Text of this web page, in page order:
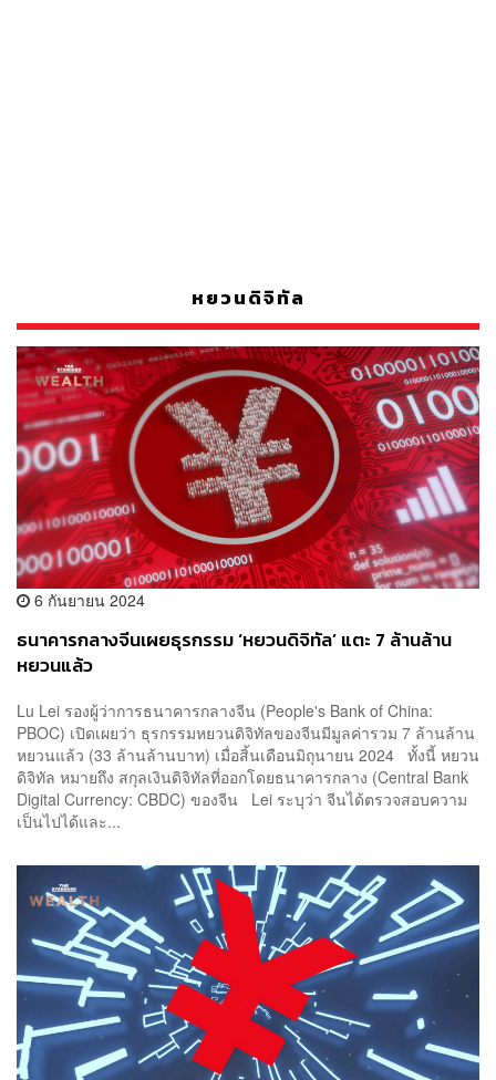
หยวนดิจิทัล
6 กันยายน 2024
ธนาคารกลางจีนเผยธุรกรรม ‘หยวนดิจิทัล’ แตะ 7 ล้านล้าน
หยวนแล้ว
Lu Lei รองผู้ว่าการธนาคารกลางจีน (People's Bank of China:
PBOC) เปิดเผยว่า ธุรกรรมหยวนดิจิทัลของจีนมีมูลค่ารวม 7 ล้านล้าน
หยวนแล้ว (33 ล้านล้านบาท) เมื่อสิ้นเดือนมิถุนายน 2024 ทั้งนี้ หยวน
ดิจิทัล หมายถึง สกุลเงินดิจิทัลที่ออกโดยธนาคารกลาง (Central Bank
Digital Currency: CBDC) ของจีน Lei ระบุว่า จีนได้ตรวจสอบความ
เป็นไปได้และ...